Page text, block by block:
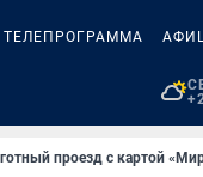
ТЕЛЕПРОГРАММА
проезд с картой